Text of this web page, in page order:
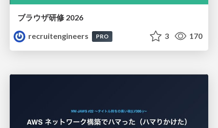
ブラウザ研修 2026
recruitengineers
PRO 3 170